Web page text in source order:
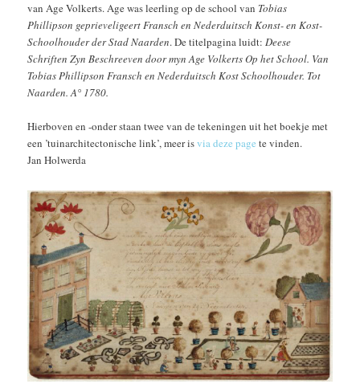
van Age Volkerts. Age was leerling op de school van Tobias
Phillipson geprieveligeert Fransch en Nederduitsch Konst- en Kost-
Schoolhouder der Stad Naarden. De titelpagina luidt:Deese
Schriften Zyn Beschreeven door myn Age Volkerts Op het School. Van
Tobias Phillipson Fransch en Nederduitsch Kost Schoolhouder. Tot
Naarden. A° 1780.
Hierboven en -onder staan twee van de tekeningen uit het boekje met
een ’tuinarchitectonische link’, meer isvia deze page te vinden.
Jan Holwerda